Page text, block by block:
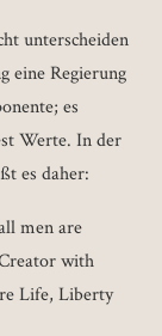
unterscheiden
eine Regierung
es
Werte. In der
es daher:
men are
with
Life, Liberty